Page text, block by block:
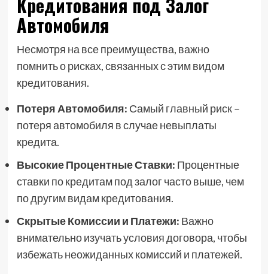
Автомобиля
Несмотря на все преимущества, важно
помнить о рисках, связанных с этим видом
кредитования.
Потеря Автомобиля: Самый главный риск –
потеря автомобиля в случае невыплаты
кредита.
Высокие Процентные Ставки: Процентные
ставки по кредитам под залог часто выше, чем
по другим видам кредитования.
Скрытые Комиссии и Платежи: Важно
внимательно изучать условия договора, чтобы
избежать неожиданных комиссий и платежей.